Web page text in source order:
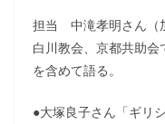
担当 中滝孝明さん（
白川教会、京都共助
を含めて語る。
●大塚良子さん「ギリ